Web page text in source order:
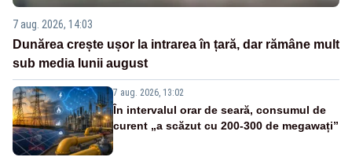
7 aug. 2026, 14:03
Dunărea crește ușor la intrarea în țară, dar rămâne mult
sub media lunii august
7 aug. 2026, 13:02
În intervalul orar de seară, consumul de
curent „a scăzut cu 200-300 de megawați”